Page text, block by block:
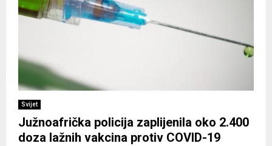
Svijet
Južnoafrička policija zaplijenila oko 2.400
doza lažnih vakcina protiv COVID-19